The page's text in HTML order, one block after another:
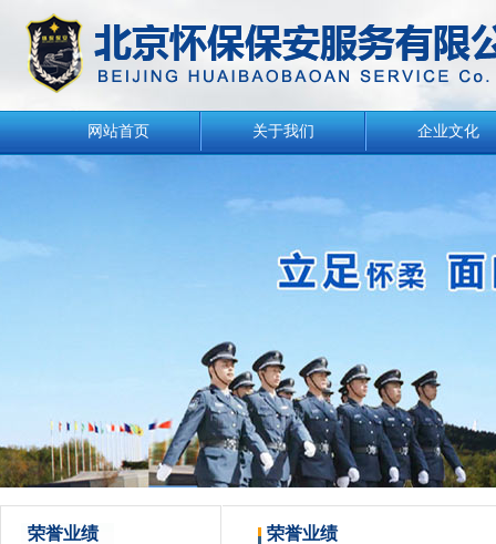
网站首页 关于我们 企业文化
荣誉业绩 荣誉业绩